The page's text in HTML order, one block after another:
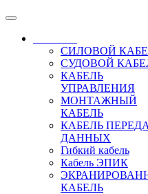
СИЛОВОЙ
СУДОВОЙ
КАБЕЛЬ
УПРАВЛЕНИЯ
МОНТАЖНЫЙ
КАБЕЛЬ
КАБЕЛЬ
ДАННЫХ
Гибкий кабель
Кабель ЭПИК
КАБЕЛЬ